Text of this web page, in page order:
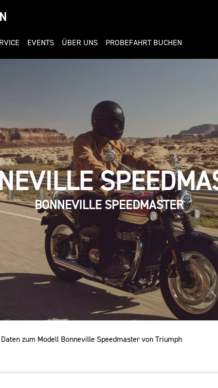
EVENTS ÜBER UNS PROBEFAHRT BUCHEN
BONNEVILLE SPEEDMASTER
zum Modell Bonneville Speedmaster von Triumph